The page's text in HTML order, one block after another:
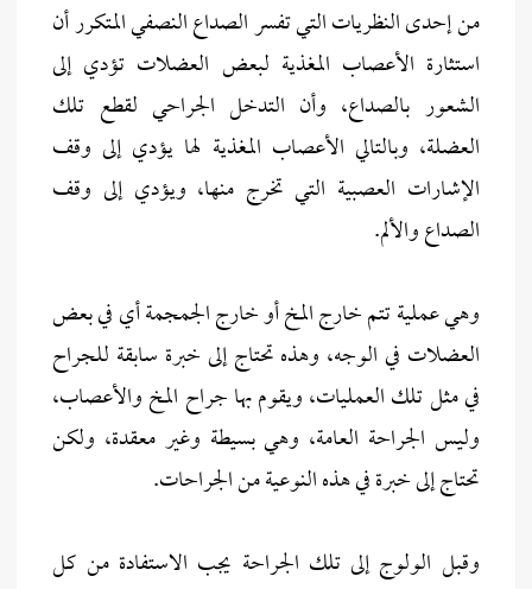
من إحدى النظريات التي تفسر الصداع النصفي المتكرر أن
استثارة الأعصاب المغذية لبعض العضلات تؤدي إلى
الشعور بالصداع، وأن التدخل الجراحي لقطع تلك
العضلة، وبالتالي الأعصاب المغذية لها يؤدي إلى وقف
الإشارات العصبية التي تخرج منها، ويؤدي إلى وقف
الصداع والألم.
وهي عملية تتم خارج المخ أو خارج الجمجمة أي في بعض
العضلات في الوجه، وهذه تحتاج إلى خبرة سابقة للجراح
في مثل تلك العمليات، ويقوم بها جراح المخ والأعصاب،
وليس الجراحة العامة، وهي بسيطة وغير معقدة، ولكن
تحتاج إلى خبرة في هذه النوعية من الجراحات.
وقبل الولوج إلى تلك الجراحة يجب الاستفادة من كل